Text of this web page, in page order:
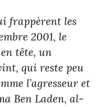
frappèrent les
2001, le
tête, un
qui reste peu
l’agresseur et
Ben Laden, al-